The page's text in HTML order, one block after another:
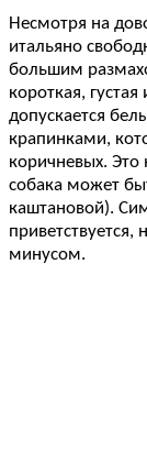
Несмотря на
итальяно
большим
короткая,
допускается
крапинками,
коричневых. Это
собака может
каштановой).
приветствуется,
минусом.